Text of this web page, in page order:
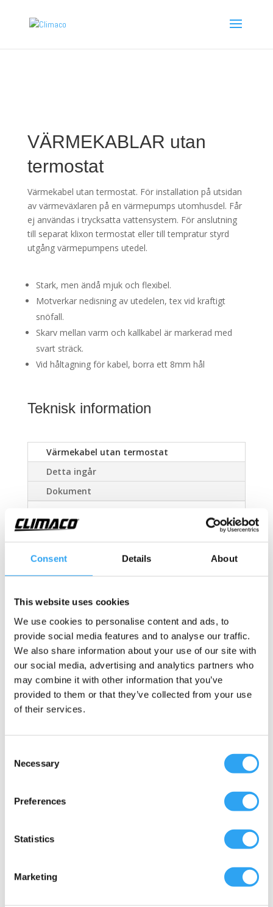
Consent Details About
This website uses cookies
We use cookies to personalise content and ads, to
provide social media features and to analyse our traffic.
We also share information about your use of our site with
our social media, advertising and analytics partners who
may combine it with other information that you’ve
provided to them or that they’ve collected from your use
of their services.
Selection
Necessary
Preferences
Statistics
Marketing
VÄRMEKABLAR utan
termostat
Värmekabel utan termostat. För installation på utsidan
av värmeväxlaren på en värmepumps utomhusdel. Får
ej användas i trycksatta vattensystem. För anslutning
till separat klixon termostat eller till tempratur styrd
utgång värmepumpens utedel.
Stark, men ändå mjuk och flexibel.
Motverkar nedisning av utedelen, tex vid kraftigt
snöfall.
Skarv mellan varm och kallkabel är markerad med
svart sträck.
Vid håltagning för kabel, borra ett 8mm hål
Teknisk information
Värmekabel utan termostat
Detta ingår
Dokument
Färg: vit
Material isolation: silikongummi, dubbla lager
Material värmekabel: Nickel Krom / Koppar
Mått: kabel Ø6mm, ändmuff Ø8,1mm
Varmkabel, längd: 1,5 – 2,5 och 3,5m
Kallkabel: längd 1m
Termostat: finns ej
Elektrisk anslutning: 220-240 volt/50 Hz
Effekt: 50W/m
Gummigenomföring: Ja, monterad
Kapslingsklass: IPX7
Produktion: Indien.
Se produktblad för kompletterande information.
3090-HEAT-025